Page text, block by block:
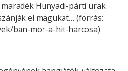
Hunyadi-párti urak
el magukat… (forrás:
ban-mor-a-hit-harcosa)